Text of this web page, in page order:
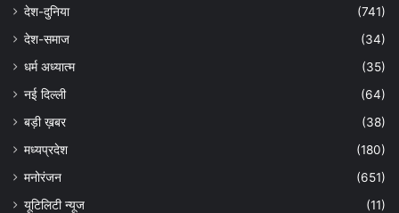
देश-दुनिया
(741)
देश-समाज
(34)
धर्म अध्यात्म
(35)
नई दिल्ली
(64)
बड़ी ख़बर
(38)
मध्यप्रदेश
(180)
मनोरंजन
(651)
यूटिलिटी न्यूज
(11)